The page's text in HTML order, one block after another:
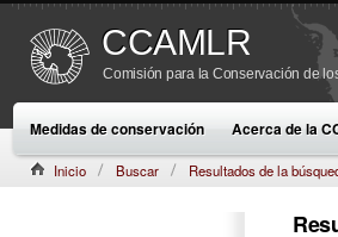
CCAMLR
Comisión para la Conservación de
Medidas de conservación Acerca de la
Inicio Buscar Resultados de la